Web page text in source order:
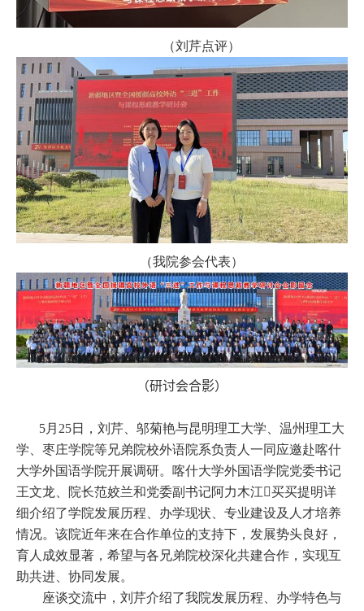
（刘芹点评）
（我院参会代表）
（研讨会合影）
5月 25日，刘芹、邬菊艳与昆明理工大学、温州理工大
学、枣庄学院等兄弟院校外语院系负责人一同应邀赴喀什
大学外国语学院开展调研。喀什大学外国语学院党委书记
王文龙、院长范姣兰和党委副书记阿力木江买买提明详
细介绍了学院发展历程、办学现状、专业建设及人才培养
情况。该院近年来在合作单位的支持下，发展势头良好，
育人成效显著，希望与各兄弟院校深化共建合作，实现互
助共进、协同发展。
座谈交流中，刘芹介绍了我院发展历程、办学特色与